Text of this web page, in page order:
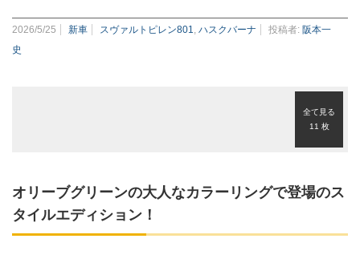
2026/5/25 新車 スヴァルトピレン801 ハスクバーナ 投稿者: 阪本一
史
全て見る
11 枚
オリーブグリーンの大人なカラーリングで登場のス
タイルエディション！